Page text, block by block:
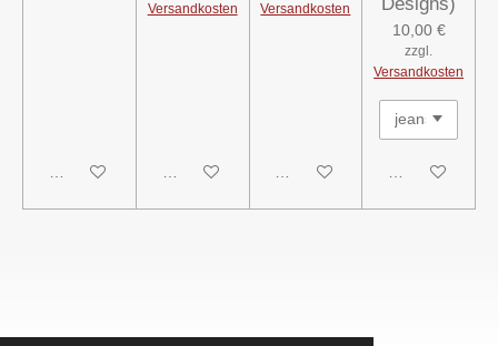
In den Warenkorb
Versandkosten
In den Warenkorb
Versandkosten
In den Warenkorb
10,00 €
zzgl.
Versandkosten
In den